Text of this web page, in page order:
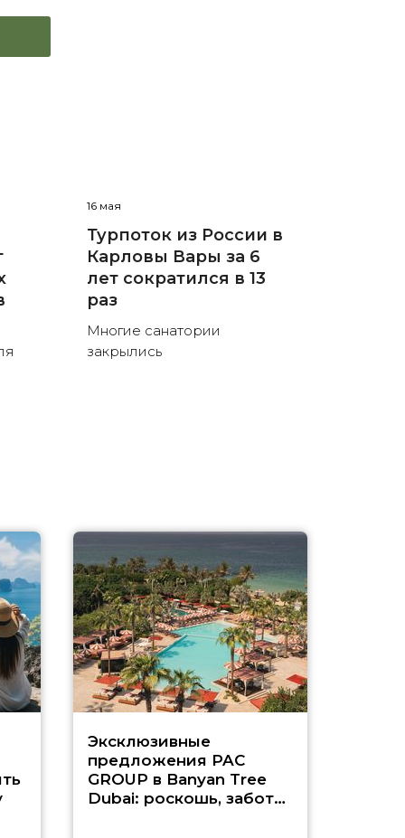
16 мая
Турпоток из России в
Карловы Вары за 6
лет сократился в 13
раз
Многие санатории
закрылись
Эксклюзивные
предложения PAC
GROUP в Banyan Tree
Dubai: роскошь, забота